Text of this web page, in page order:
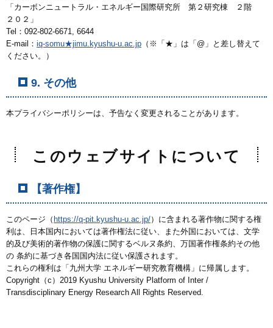
「カーボンニュートラル・エネルギー国際研究所 第２研究棟 ２階
２０２」
Tel：092-802-6671, 6644
E-mail： iq-somu★jimu.kyushu-u.ac.jp （※「★」は「@」と差し替えて
ください。）
9. その他
本プライバシーポリシーは、予告なく変更されることがあります。
このウェブサイトについて
【著作権】
このページ（ https://q-pit.kyushu-u.ac.jp/）に含まれる著作物に関する権
利は、日本国内においては著作権法に従い、また外国においては、文学
的及び美術的著作物の保護に関するベルヌ条約、万国著作権条約その他
の 条約に基づき各国国内法に従い保護されます。
これらの権利は「九州大学 エネルギー研究教育機構」に帰属します。
Copyright（c）2019 Kyushu University Platform of Inter /
Transdisciplinary Energy Research All Rights Reserved.